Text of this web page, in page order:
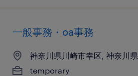
一般事務・oa事務
神奈川県川崎市幸区, 神奈川県
temporary